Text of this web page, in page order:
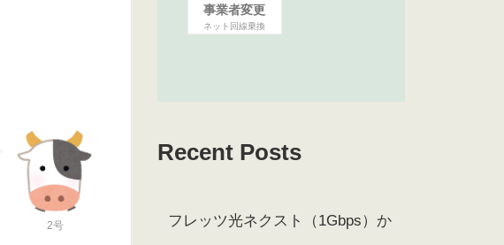
2号
事業者変更
ネット回線乗換
Recent Posts
フレッツ光ネクスト（1Gbps）か